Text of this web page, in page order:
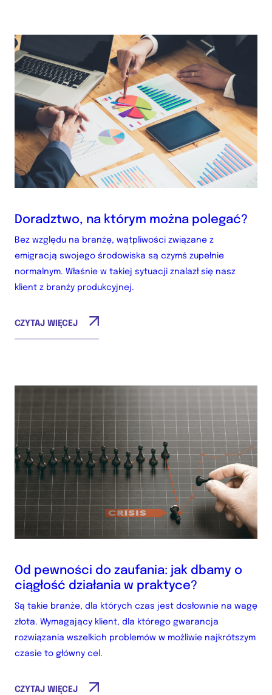
Doradztwo, na którym można polegać?
Bez względu na branżę, wątpliwości związane z
emigracją swojego środowiska są czymś zupełnie
normalnym. Właśnie w takiej sytuacji znalazł się nasz
klient z branży produkcyjnej.
CZYTAJ WIĘCEJ
Od pewności do zaufania: jak dbamy o
ciągłość działania w praktyce?
Są takie branże, dla których czas jest dosłownie na wagę
złota. Wymagający klient, dla którego gwarancja
rozwiązania wszelkich problemów w możliwie najkrótszym
czasie to główny cel.
CZYTAJ WIĘCEJ